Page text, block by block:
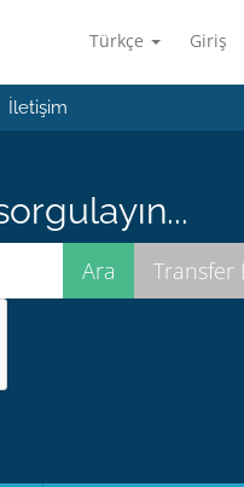
Türkçe Giriş
İletişim